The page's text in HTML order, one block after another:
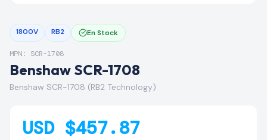
1800V RB2 En Stock
MPN: SCR-1708
Benshaw SCR-1708
Benshaw SCR-1708 (RB2 Technology)
USD $457.87